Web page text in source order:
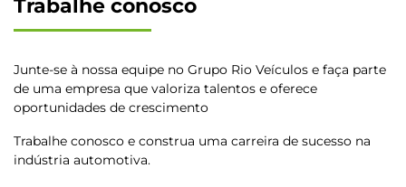
Trabalhe conosco
Junte-se à nossa equipe no Grupo Rio Veículos e faça parte
de uma empresa que valoriza talentos e oferece
oportunidades de crescimento
Trabalhe conosco e construa uma carreira de sucesso na
indústria automotiva.